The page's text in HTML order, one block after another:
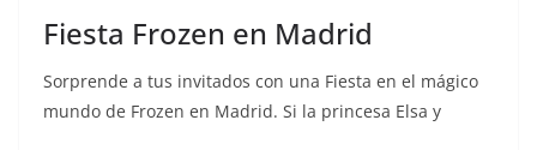
Fiesta Frozen en Madrid
Sorprende a tus invitados con una Fiesta en el mágico
mundo de Frozen en Madrid. Si la princesa Elsa y